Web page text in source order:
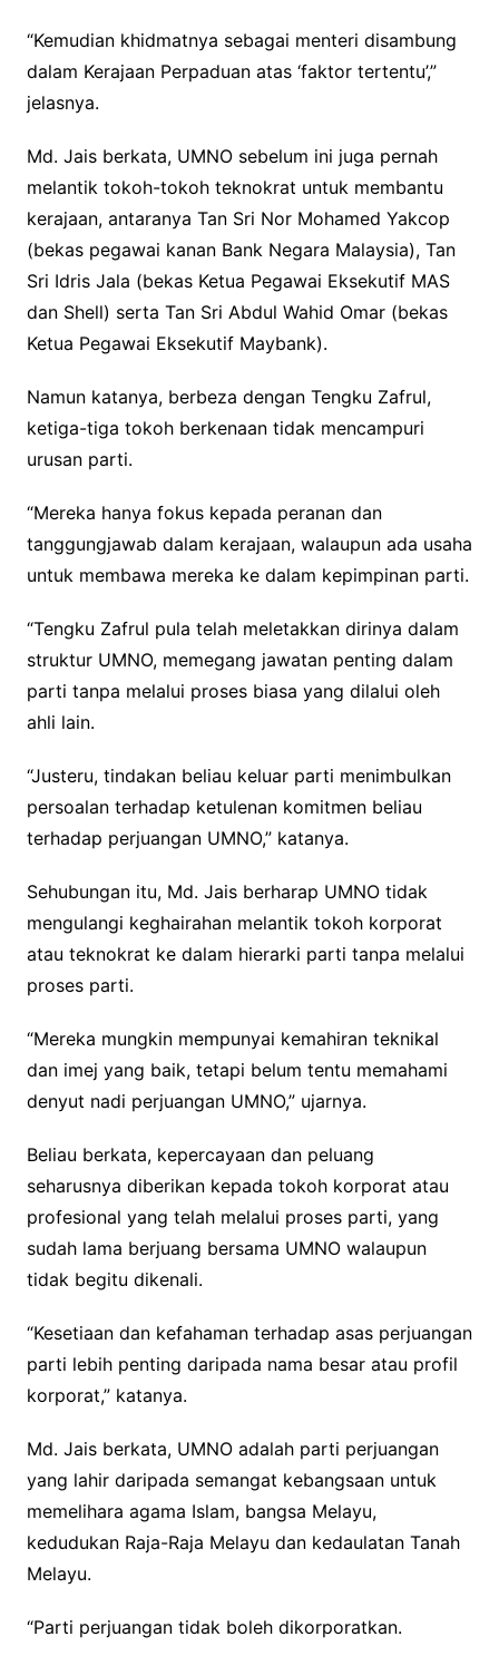
“Kemudian khidmatnya sebagai menteri disambung
dalam Kerajaan Perpaduan atas ‘faktor tertentu’,”
jelasnya.
Md. Jais berkata, UMNO sebelum ini juga pernah
melantik tokoh-tokoh teknokrat untuk membantu
kerajaan, antaranya Tan Sri Nor Mohamed Yakcop
(bekas pegawai kanan Bank Negara Malaysia), Tan
Sri Idris Jala (bekas Ketua Pegawai Eksekutif MAS
dan Shell) serta Tan Sri Abdul Wahid Omar (bekas
Ketua Pegawai Eksekutif Maybank).
Namun katanya, berbeza dengan Tengku Zafrul,
ketiga-tiga tokoh berkenaan tidak mencampuri
urusan parti.
“Mereka hanya fokus kepada peranan dan
tanggungjawab dalam kerajaan, walaupun ada usaha
untuk membawa mereka ke dalam kepimpinan parti.
“Tengku Zafrul pula telah meletakkan dirinya dalam
struktur UMNO, memegang jawatan penting dalam
parti tanpa melalui proses biasa yang dilalui oleh
ahli lain.
“Justeru, tindakan beliau keluar parti menimbulkan
persoalan terhadap ketulenan komitmen beliau
terhadap perjuangan UMNO,” katanya.
Sehubungan itu, Md. Jais berharap UMNO tidak
mengulangi keghairahan melantik tokoh korporat
atau teknokrat ke dalam hierarki parti tanpa melalui
proses parti.
“Mereka mungkin mempunyai kemahiran teknikal
dan imej yang baik, tetapi belum tentu memahami
denyut nadi perjuangan UMNO,” ujarnya.
Beliau berkata, kepercayaan dan peluang
seharusnya diberikan kepada tokoh korporat atau
profesional yang telah melalui proses parti, yang
sudah lama berjuang bersama UMNO walaupun
tidak begitu dikenali.
“Kesetiaan dan kefahaman terhadap asas perjuangan
parti lebih penting daripada nama besar atau profil
korporat,” katanya.
Md. Jais berkata, UMNO adalah parti perjuangan
yang lahir daripada semangat kebangsaan untuk
memelihara agama Islam, bangsa Melayu,
kedudukan Raja-Raja Melayu dan kedaulatan Tanah
Melayu.
“Parti perjuangan tidak boleh dikorporatkan.